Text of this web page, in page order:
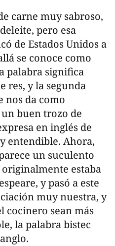
carne muy sabroso,
pero esa
de Estados Unidos a
se conoce como
palabra significa
res, y la segunda
nos da como
buen trozo de
en inglés de
entendible. Ahora,
un suculento
estaba
y pasó a este
muy nuestra, y
cocinero sean más
la palabra bistec